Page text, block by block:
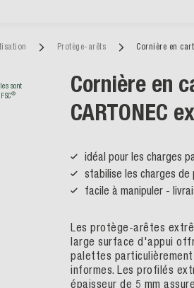
Protège-arêts Cornière en
sont
®
Cornière en
CARTONEC
idéal pour les charges
stabilise les charges
facile à manipuler -
Les protège-arêtes
large surface d'appui
palettes particulièrement
informes. Les profilés
épaisseur de 5 mm